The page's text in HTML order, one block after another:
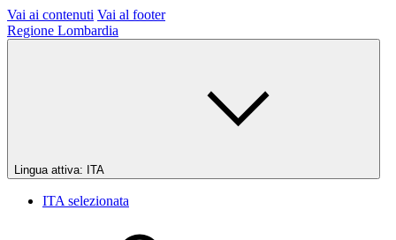
Vai ai contenuti Vai al footer
Regione Lombardia
Lingua attiva: ITA
ITA selezionata